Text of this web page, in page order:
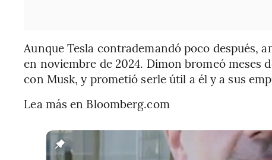
Aunque Tesla contrademandó poco después,
en noviembre de 2024. Dimon bromeó meses
con Musk, y prometió serle útil a él y a sus
Lea más en Bloomberg.com